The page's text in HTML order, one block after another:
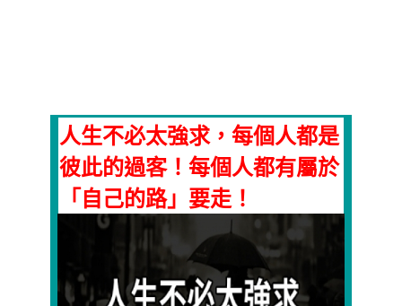
人生不必太強求，每個人都是
彼此的過客！每個人都有屬於
「自己的路」要走！